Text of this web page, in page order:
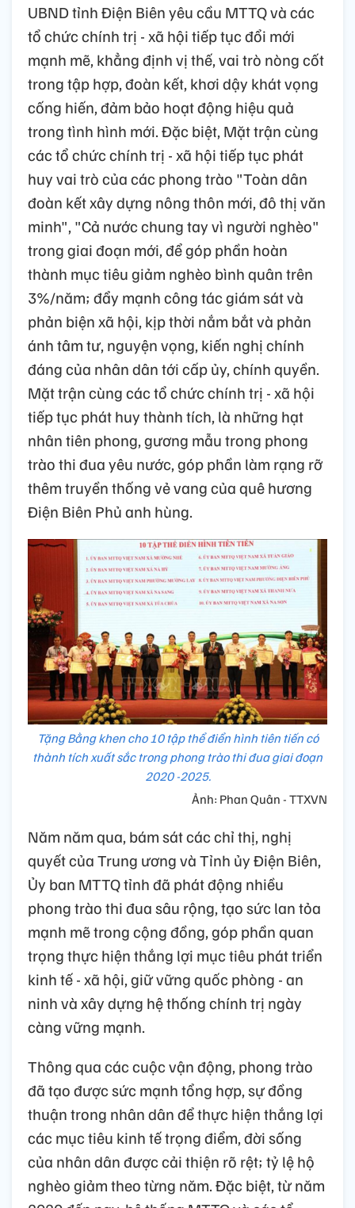
UBND tỉnh Điện Biên yêu cầu MTTQ và các
tổ chức chính trị - xã hội tiếp tục đổi mới
mạnh mẽ, khẳng định vị thế, vai trò nòng cốt
trong tập hợp, đoàn kết, khơi dậy khát vọng
cống hiến, đảm bảo hoạt động hiệu quả
trong tình hình mới. Đặc biệt, Mặt trận cùng
các tổ chức chính trị - xã hội tiếp tục phát
huy vai trò của các phong trào "Toàn dân
đoàn kết xây dựng nông thôn mới, đô thị văn
minh", "Cả nước chung tay vì người nghèo"
trong giai đoạn mới, để góp phần hoàn
thành mục tiêu giảm nghèo bình quân trên
3%/năm; đẩy mạnh công tác giám sát và
phản biện xã hội, kịp thời nắm bắt và phản
ánh tâm tư, nguyện vọng, kiến nghị chính
đáng của nhân dân tới cấp ủy, chính quyền.
Mặt trận cùng các tổ chức chính trị - xã hội
tiếp tục phát huy thành tích, là những hạt
nhân tiên phong, gương mẫu trong phong
trào thi đua yêu nước, góp phần làm rạng rỡ
thêm truyền thống vẻ vang của quê hương
Điện Biên Phủ anh hùng.
Tặng Bằng khen cho 10 tập thể điển hình tiên tiến có
thành tích xuất sắc trong phong trào thi đua giai đoạn
2020 -2025.
Ảnh: Phan Quân - TTXVN
Năm năm qua, bám sát các chỉ thị, nghị
quyết của Trung ương và Tỉnh ủy Điện Biên,
Ủy ban MTTQ tỉnh đã phát động nhiều
phong trào thi đua sâu rộng, tạo sức lan tỏa
mạnh mẽ trong cộng đồng, góp phần quan
trọng thực hiện thắng lợi mục tiêu phát triển
kinh tế - xã hội, giữ vững quốc phòng - an
ninh và xây dựng hệ thống chính trị ngày
càng vững mạnh.
Thông qua các cuộc vận động, phong trào
đã tạo được sức mạnh tổng hợp, sự đồng
thuận trong nhân dân để thực hiện thắng lợi
các mục tiêu kinh tế trọng điểm, đời sống
của nhân dân được cải thiện rõ rệt; tỷ lệ hộ
nghèo giảm theo từng năm. Đặc biệt, từ năm